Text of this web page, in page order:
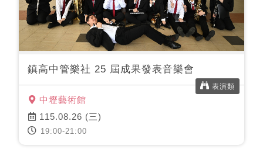
鎮⾼中管樂社 25 屆成果發表⾳樂會
中壢藝術館
表演類
115.08.26 (三)
19:00-21:00